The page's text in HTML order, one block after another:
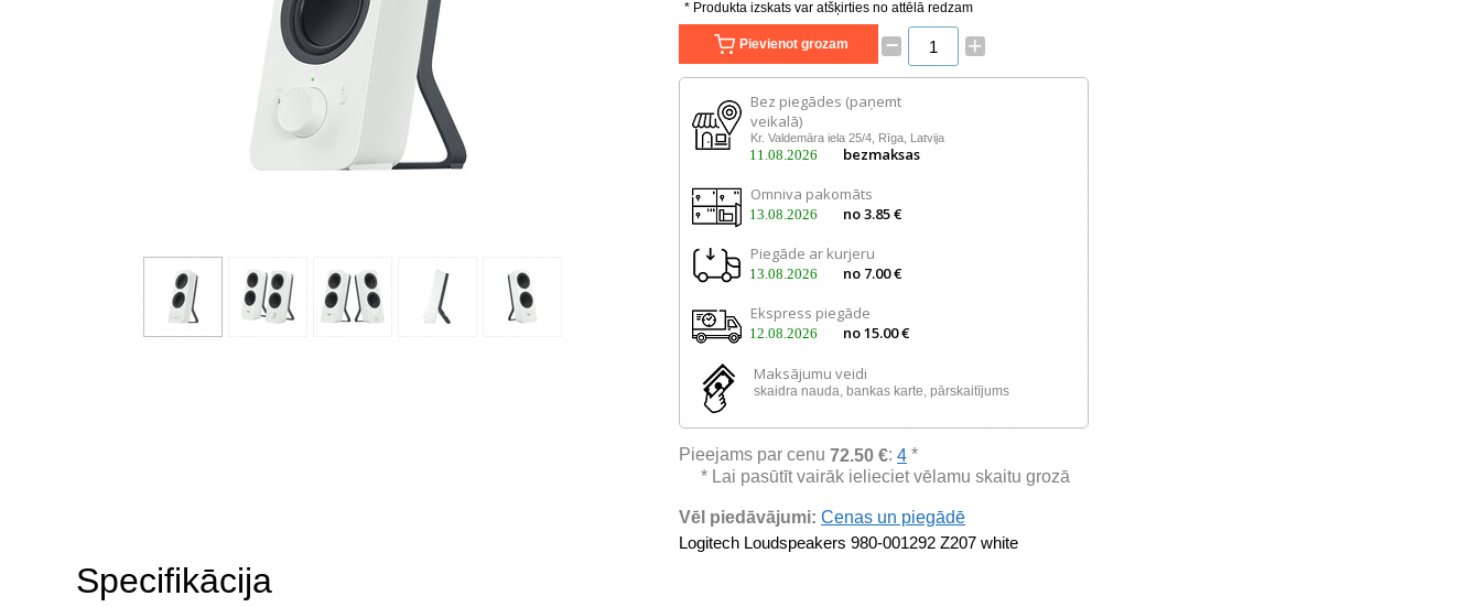
* Produkta izskats var atšķirties no attēlā redzam
Pievienot grozam – +
Bez piegādes (paņemt
veikalā)
Kr. Valdemāra iela 25/4, Rīga, Latvija
11.08.2026
bezmaksas
Omniva pakomāts
13.08.2026
no 3.85 €
Piegāde ar kurjeru
13.08.2026
no 7.00 €
Ekspress piegāde
12.08.2026 no 15.00 €
Maksājumu veidi
skaidra nauda, ​​bankas karte, pārskaitījums
Pieejams par cenu 72.50 €: 4 *
* Lai pasūtīt vairāk ielieciet vēlamu skaitu grozā
Vēl piedāvājumi: Cenas un piegādē
Logitech Loudspeakers 980-001292 Z207 white
Specifikācija